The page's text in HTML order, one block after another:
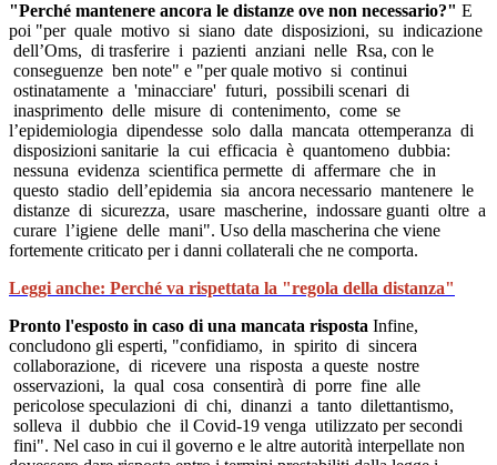
"Perché mantenere ancora le distanze ove non necessario?" E
poi "per quale motivo si siano date disposizioni, su indicazione
dell’Oms, di trasferire i pazienti anziani nelle Rsa, con le
conseguenze ben note" e "per quale motivo si continui
ostinatamente a 'minacciare' futuri, possibili scenari di
inasprimento delle misure di contenimento, come se
l’epidemiologia dipendesse solo dalla mancata ottemperanza di
disposizioni sanitarie la cui efficacia è quantomeno dubbia:
nessuna evidenza scientifica permette di affermare che in
questo stadio dell’epidemia sia ancora necessario mantenere le
distanze di sicurezza, usare mascherine, indossare guanti oltre a
curare l’igiene delle mani". Uso della mascherina che viene
fortemente criticato per i danni collaterali che ne comporta.
Leggi anche: Perché va rispettata la "regola della distanza"
Pronto l'esposto in caso di una mancata risposta Infine,
concludono gli esperti, "confidiamo, in spirito di sincera
collaborazione, di ricevere una risposta a queste nostre
osservazioni, la qual cosa consentirà di porre fine alle
pericolose speculazioni di chi, dinanzi a tanto dilettantismo,
solleva il dubbio che il Covid-19 venga utilizzato per secondi
fini". Nel caso in cui il governo e le altre autorità interpellate non